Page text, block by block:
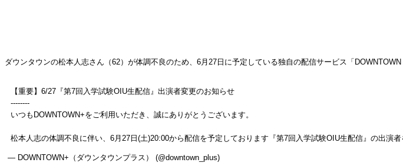
ダウンタウンの松本人志さん（62）が体調不良のため、6月27日に予定している独自の配信サービス「
【重要】6/27『第7回入学試験OIU生配信』出演者変更のお知らせ
--------
いつもDOWNTOWN+をご利用いただき、誠にありがとうございます。
松本人志の体調不良に伴い、6月27日(土)20:00から配信を予定しております『第7回入学試験OIU生配信』の出演
— DOWNTOWN+（ダウンタウンプラス） (@downtown_plus)